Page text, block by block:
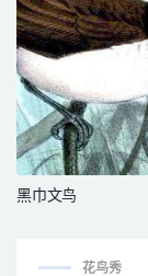
黑巾文鸟
花鸟秀